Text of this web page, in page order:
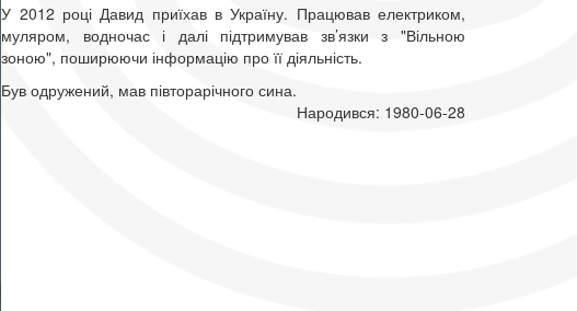
У 2012 році Давид приїхав в Україну. Працював електриком,
муляром, водночас і далі підтримував зв’язки з "Вільною
зоною", поширюючи інформацію про її діяльність.
Був одружений, мав півторарічного сина.
Народився: 1980-06-28